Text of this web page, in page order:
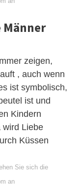
Männer
zeigen,
, auch wenn
ist symbolisch,
ist und
Kindern
wird Liebe
Küssen
Sie sich die
an